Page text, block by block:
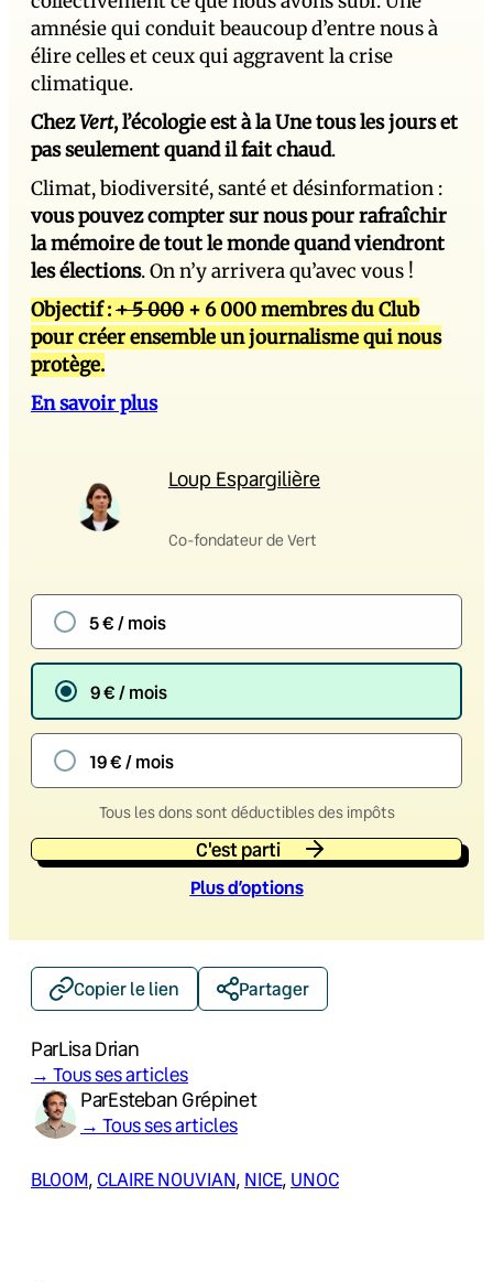
amnésie qui conduit beaucoup d’entre nous à
élire celles et ceux qui aggravent la crise
climatique.
ChezVert, l’écologie est à la Une tous les jours et
pas seulement quand il fait chaud.
Climat, biodiversité, santé et désinformation :
vous pouvez compter sur nous pour rafraîchir
la mémoire de tout le monde quand viendront
les élections. On n’y arrivera qu’avec vous !
Objectif :+ 5 000 + 6 000 membres du Club
pour créer ensemble un journalisme qui nous
protège.
En savoir plus
Loup Espargilière
Co-fondateur de Vert
5 € / mois
9 € / mois
19 € / mois
Tous les dons sont déductibles des impôts
C'est parti
Plus d’options
Copier le lien Partager
ParLisa Drian
→ Tous ses articles
ParEsteban Grépinet
→ Tous ses articles
BLOOM, CLAIRE NOUVIAN, NICE, UNOC